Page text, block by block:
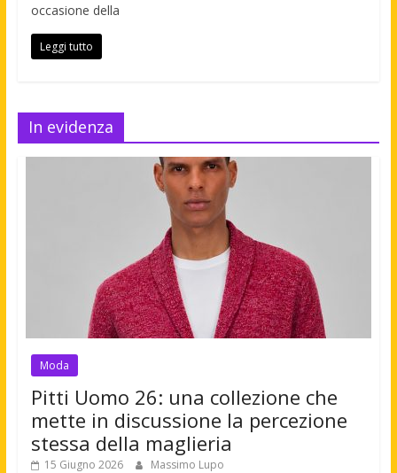
occasione della
Leggi tutto
In evidenza
Moda
Pitti Uomo 26: una collezione che
mette in discussione la percezione
stessa della maglieria
15 Giugno 2026 Massimo Lupo